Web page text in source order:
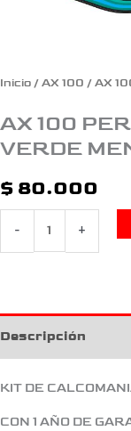
Inicio / AX 100 / AX
AX 100
VERDE
$ 80.000
- +
Descripción
KIT DE
CON 1 AÑO DE